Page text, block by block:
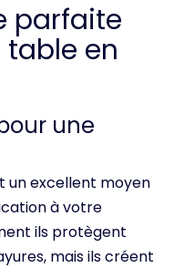
parfaite
en
une
un excellent moyen
à votre
ils protègent
mais ils créent